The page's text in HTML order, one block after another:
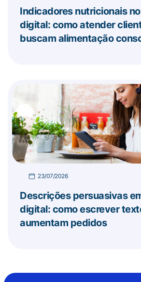
Indicadores nutricionais
digital: como atender
buscam alimentação
23/07/2026
Descrições persuasivas
digital: como escrever
aumentam pedidos